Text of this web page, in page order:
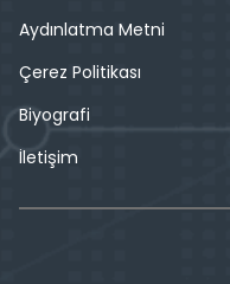
Aydınlatma Metni
Çerez Politikası
Biyografi
İletişim